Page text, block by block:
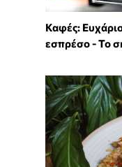
Καφές:
εσπρέσο - Το